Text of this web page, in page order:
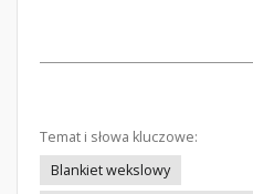
Temat i słowa kluczowe:
Blankiet wekslowy